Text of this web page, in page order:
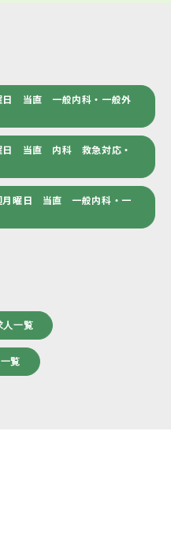
日 当直 一般内科・一般外
曜日 当直 内科 救急対応・
月曜日 当直 一般内科・一
人一覧
覧